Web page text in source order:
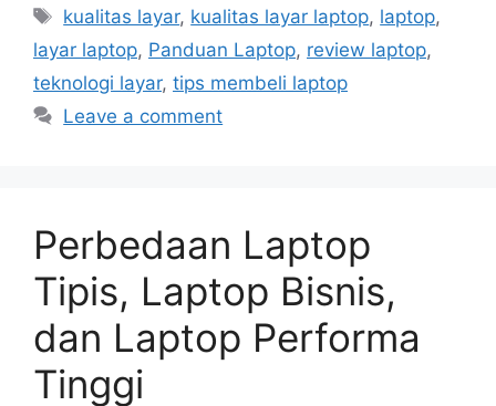
Tags
kualitas layar, kualitas layar laptop, laptop,
layar laptop, Panduan Laptop, review laptop,
teknologi layar, tips membeli laptop
Leave a comment
Perbedaan Laptop
Tipis, Laptop Bisnis,
dan Laptop Performa
Tinggi